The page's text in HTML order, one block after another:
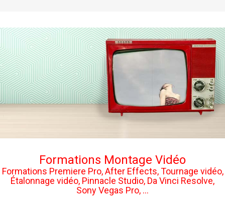
Formations Montage Vidéo
Formations Premiere Pro, After Effects, Tournage vidéo,
Étalonnage vidéo, Pinnacle Studio, Da Vinci Resolve,
Sony Vegas Pro, ...